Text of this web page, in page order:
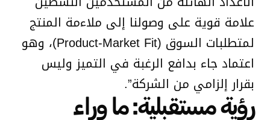
علامة قوية على وصولنا إلى ملاءمة المنتج
لمتطلبات السوق (Product-Market Fit)، وهو
اعتماد جاء بدافع الرغبة في التميز وليس
بقرار إلزامي من الشركة”.
رؤية مستقبلية: ما وراء